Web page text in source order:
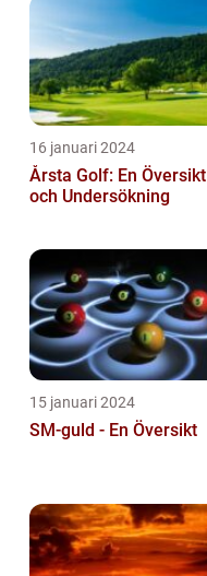
16 januari 2024
Årsta Golf: En Översikt
och Undersökning
15 januari 2024
SM-guld - En Översikt